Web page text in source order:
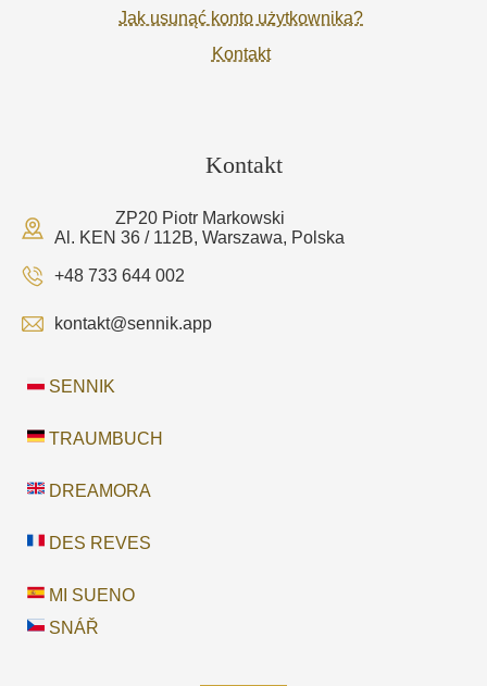
Jak usunąć konto użytkownika?
Kontakt
Kontakt
ZP20 Piotr Markowski
Al. KEN 36 / 112B, Warszawa, Polska
+48 733 644 002
kontakt@sennik.app
SENNIK
TRAUMBUCH
DREAMORA
DES REVES
MI SUENO
SNÁŘ